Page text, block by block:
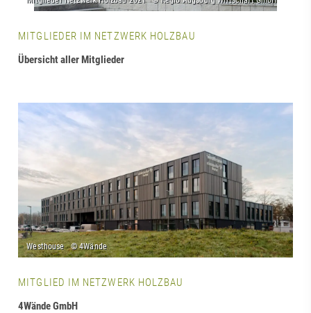
MITGLIEDER IM NETZWERK HOLZBAU
Übersicht aller Mitglieder
MITGLIED IM NETZWERK HOLZBAU
4Wände GmbH